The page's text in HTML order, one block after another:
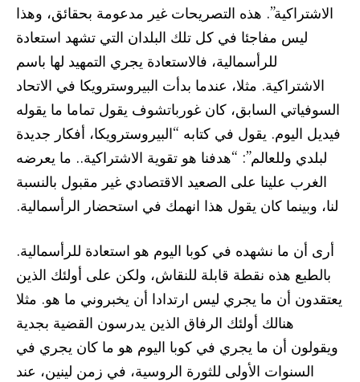
الاشتراكية”. هذه التصريحات غير مدعومة بحقائق، وهذا
ليس مفاجئا في كل تلك البلدان التي تشهد استعادة
للرأسمالية، فالاستعادة يجري التمهيد لها باسم
الاشتراكية. مثلا، عندما بدأت البيروسترويكا في الاتحاد
السوفياتي السابق، كان غورباتشوف يقول تماما ما يقوله
فيديل اليوم. يقول في كتابه “البيروسترويكا، أفكار جديدة
لبلدي وللعالم”: “هدفنا هو تقوية الاشتراكية.. ما يعرضه
الغرب علينا على الصعيد الاقتصادي غير مقبول بالنسبة
لنا، وبينما كان يقول هذا انهمك في استحضار الرأسمالية.
أرى أن ما نشهده في كوبا اليوم هو استعادة للرأسمالية.
بالطبع هذه نقطة قابلة للنقاش، ولكن على أولئك الذين
يعتقدون أن ما يجري ليس ارتدادا أن يخبروني ما هو. مثلا
هنالك أولئك الرفاق الذين يدرسون القضية بجدية
ويقولون أن ما يجري في كوبا اليوم هو ما كان يجري في
السنوات الأولى للثورة الروسية، في زمن لينين، عند